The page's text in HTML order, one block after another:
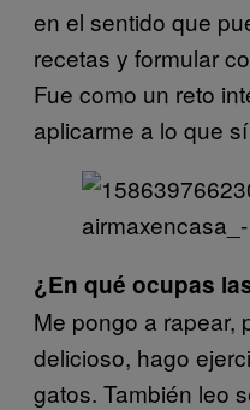
en el sentido que
recetas y formular
Fue como un reto
aplicarme a lo que
¿En qué ocupas
Me pongo a rapear,
delicioso, hago
gatos. También leo